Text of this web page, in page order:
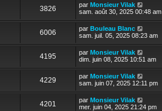
3826 par Monsieur Vilak
sam. août 30, 2025 00:48 am
6006 par Bouleau Blanc
sam. juil. 05, 2025 08:23 am
4195 par Monsieur Vilak
dim. juin 08, 2025 10:51 am
4229 par Monsieur Vilak
sam. juin 07, 2025 12:11 pm
4201 par Monsieur Vilak
mer. juin 04, 2025 21:24 pm